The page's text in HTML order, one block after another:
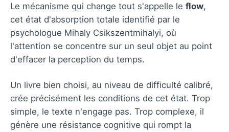
Le mécanisme qui change tout s'appelle le flow,
cet état d'absorption totale identifié par le
psychologue Mihaly Csikszentmihalyi, où
l'attention se concentre sur un seul objet au point
d'effacer la perception du temps.
Un livre bien choisi, au niveau de difficulté calibré,
crée précisément les conditions de cet état. Trop
simple, le texte n'engage pas. Trop complexe, il
génère une résistance cognitive qui rompt la